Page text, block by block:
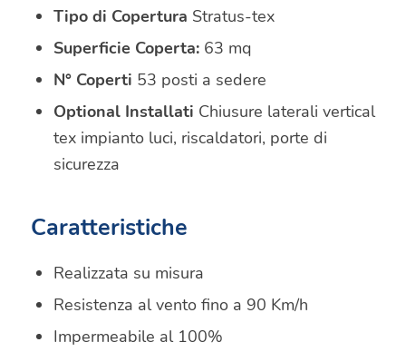
Tipo di Copertura Stratus-tex
Superficie Coperta:63 mq
N° Coperti 53 posti a sedere
Optional Installati Chiusure laterali vertical
tex impianto luci, riscaldatori, porte di
sicurezza
Caratteristiche
Realizzata su misura
Resistenza al vento fino a 90 Km/h
Impermeabile al 100%